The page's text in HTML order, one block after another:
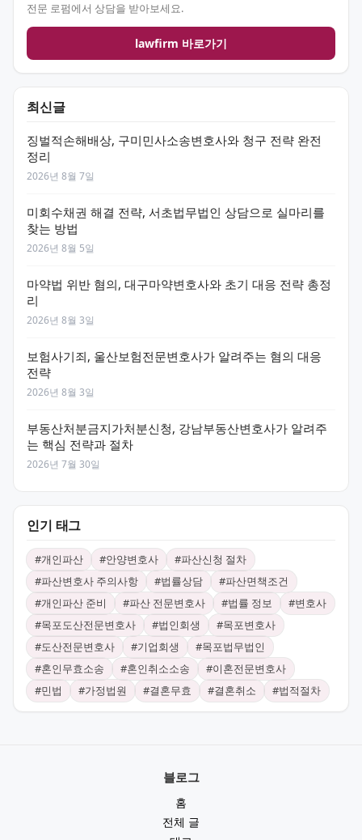
전문 로펌에서 상담을 받아보세요.
lawfirm 바로가기
최신글
징벌적손해배상, 구미민사소송변호사와 청구 전략 완전
정리
2026년 8월 7일
미회수채권 해결 전략, 서초법무법인 상담으로 실마리를
찾는 방법
2026년 8월 5일
마약법 위반 혐의, 대구마약변호사와 초기 대응 전략 총정
리
2026년 8월 3일
보험사기죄, 울산보험전문변호사가 알려주는 혐의 대응
전략
2026년 8월 3일
부동산처분금지가처분신청, 강남부동산변호사가 알려주
는 핵심 전략과 절차
2026년 7월 30일
인기 태그
#개인파산 #안양변호사 #파산신청 절차
#파산변호사 주의사항 #법률상담 #파산면책조건
#개인파산 준비 #파산 전문변호사 #법률 정보 #변호사
#목포도산전문변호사 #법인회생 #목포변호사
#도산전문변호사 #기업회생 #목포법무법인
#혼인무효소송 #혼인취소소송 #이혼전문변호사
#민법 #가정법원 #결혼무효 #결혼취소 #법적절차
블로그
홈
전체 글